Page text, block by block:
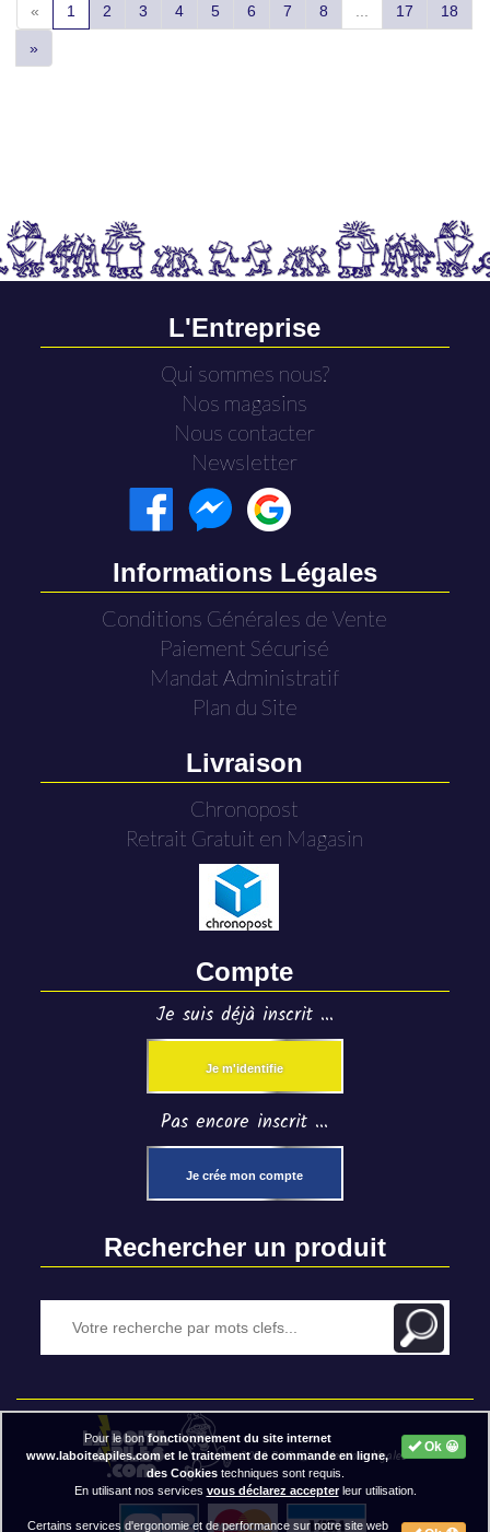
« 1 2 3 4 5 6 7 8 17 18
»
L'Entreprise
Qui sommes nous?
Nos magasins
Nous contacter
Newsletter
Informations Légales
Conditions Générales de Vente
Paiement Sécurisé
Mandat Administratif
Plan du Site
Livraison
Chronopost
Retrait Gratuit en Magasin
Compte
Je suis déjà inscrit ...
Je m'identifie
Pas encore inscrit ...
Je crée mon compte
Rechercher un produit
2020 BAP ⓒ - Mentions légales
Ok 😀
Pour le bonfonctionnement du site internet
www.laboiteapiles.com et le traitement de commande en ligne,
des Cookiestechniques sont requis.
En utilisant nos services vous déclarez accepterleur utilisation.
Certains services d'ergonomie et de performance sur notre site web